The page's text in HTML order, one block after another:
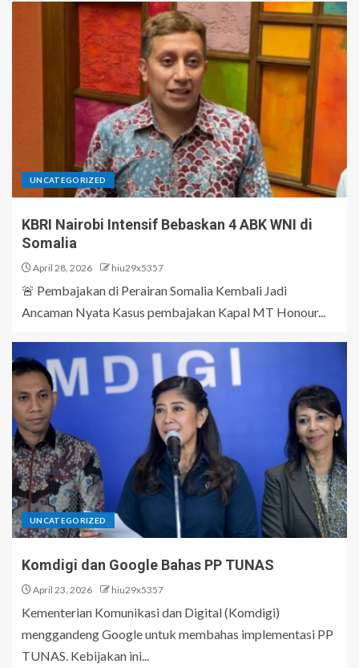
UNCATEGORIZED
KBRI Nairobi Intensif Bebaskan 4 ABK WNI di
Somalia
April 28, 2026 hiu29x5357
🚨 Pembajakan di Perairan Somalia Kembali Jadi
Ancaman Nyata Kasus pembajakan Kapal MT Honour...
UNCATEGORIZED
Komdigi dan Google Bahas PP TUNAS
April 23, 2026 hiu29x5357
Kementerian Komunikasi dan Digital (Komdigi)
menggandeng Google untuk membahas implementasi PP
TUNAS. Kebijakan ini...